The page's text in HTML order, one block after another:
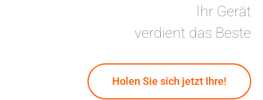
Ihr Gerät
verdient das Beste
Holen Sie sich jetzt Ihre!